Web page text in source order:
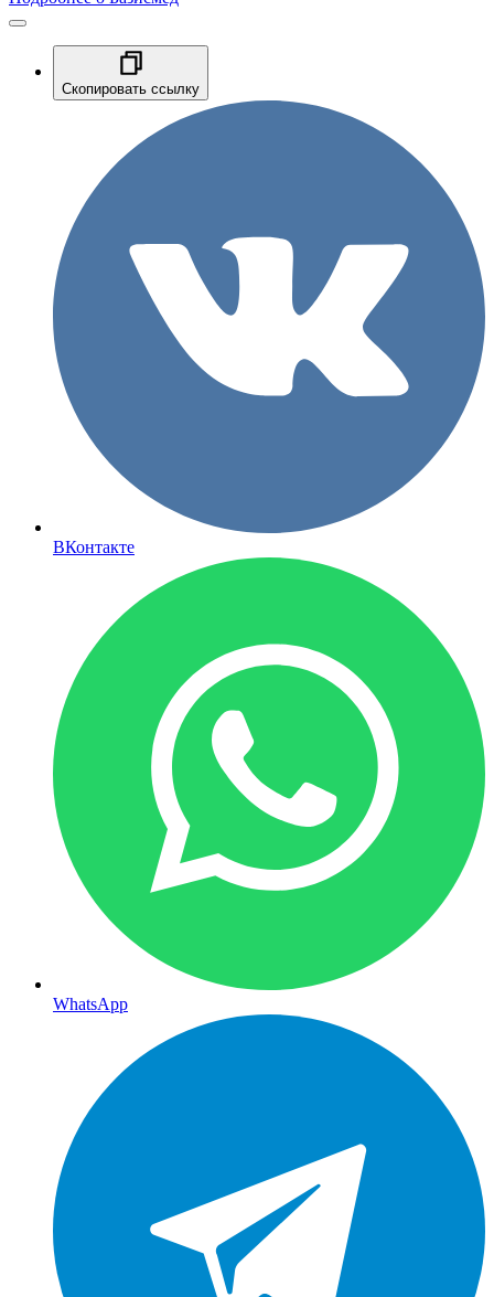
Скопировать ссылку
ВКонтакте
WhatsApp